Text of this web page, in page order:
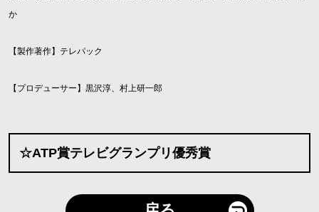
か
【製作著作】テレパック
【プロデューサー】黒沢淳、村上研一郎
☆ATP賞テレビグランプリ優秀賞